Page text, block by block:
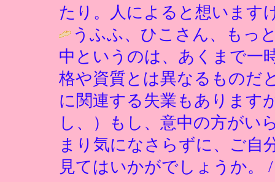
たり。人によると想います
うふふ、ひこさん、もっ
中というのは、あくまで一
格や資質とは異なるものだ
に関連する失業もあります
し、）もし、意中の方がい
まり気になさらずに、ご自
見てはいかがでしょうか。